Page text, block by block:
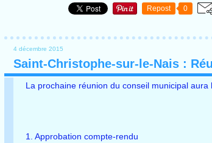
Repost 0
4 décembre 2015
Saint-Christophe-sur-le-Nais :
La prochaine réunion du conseil municipal
1. Approbation compte-rendu